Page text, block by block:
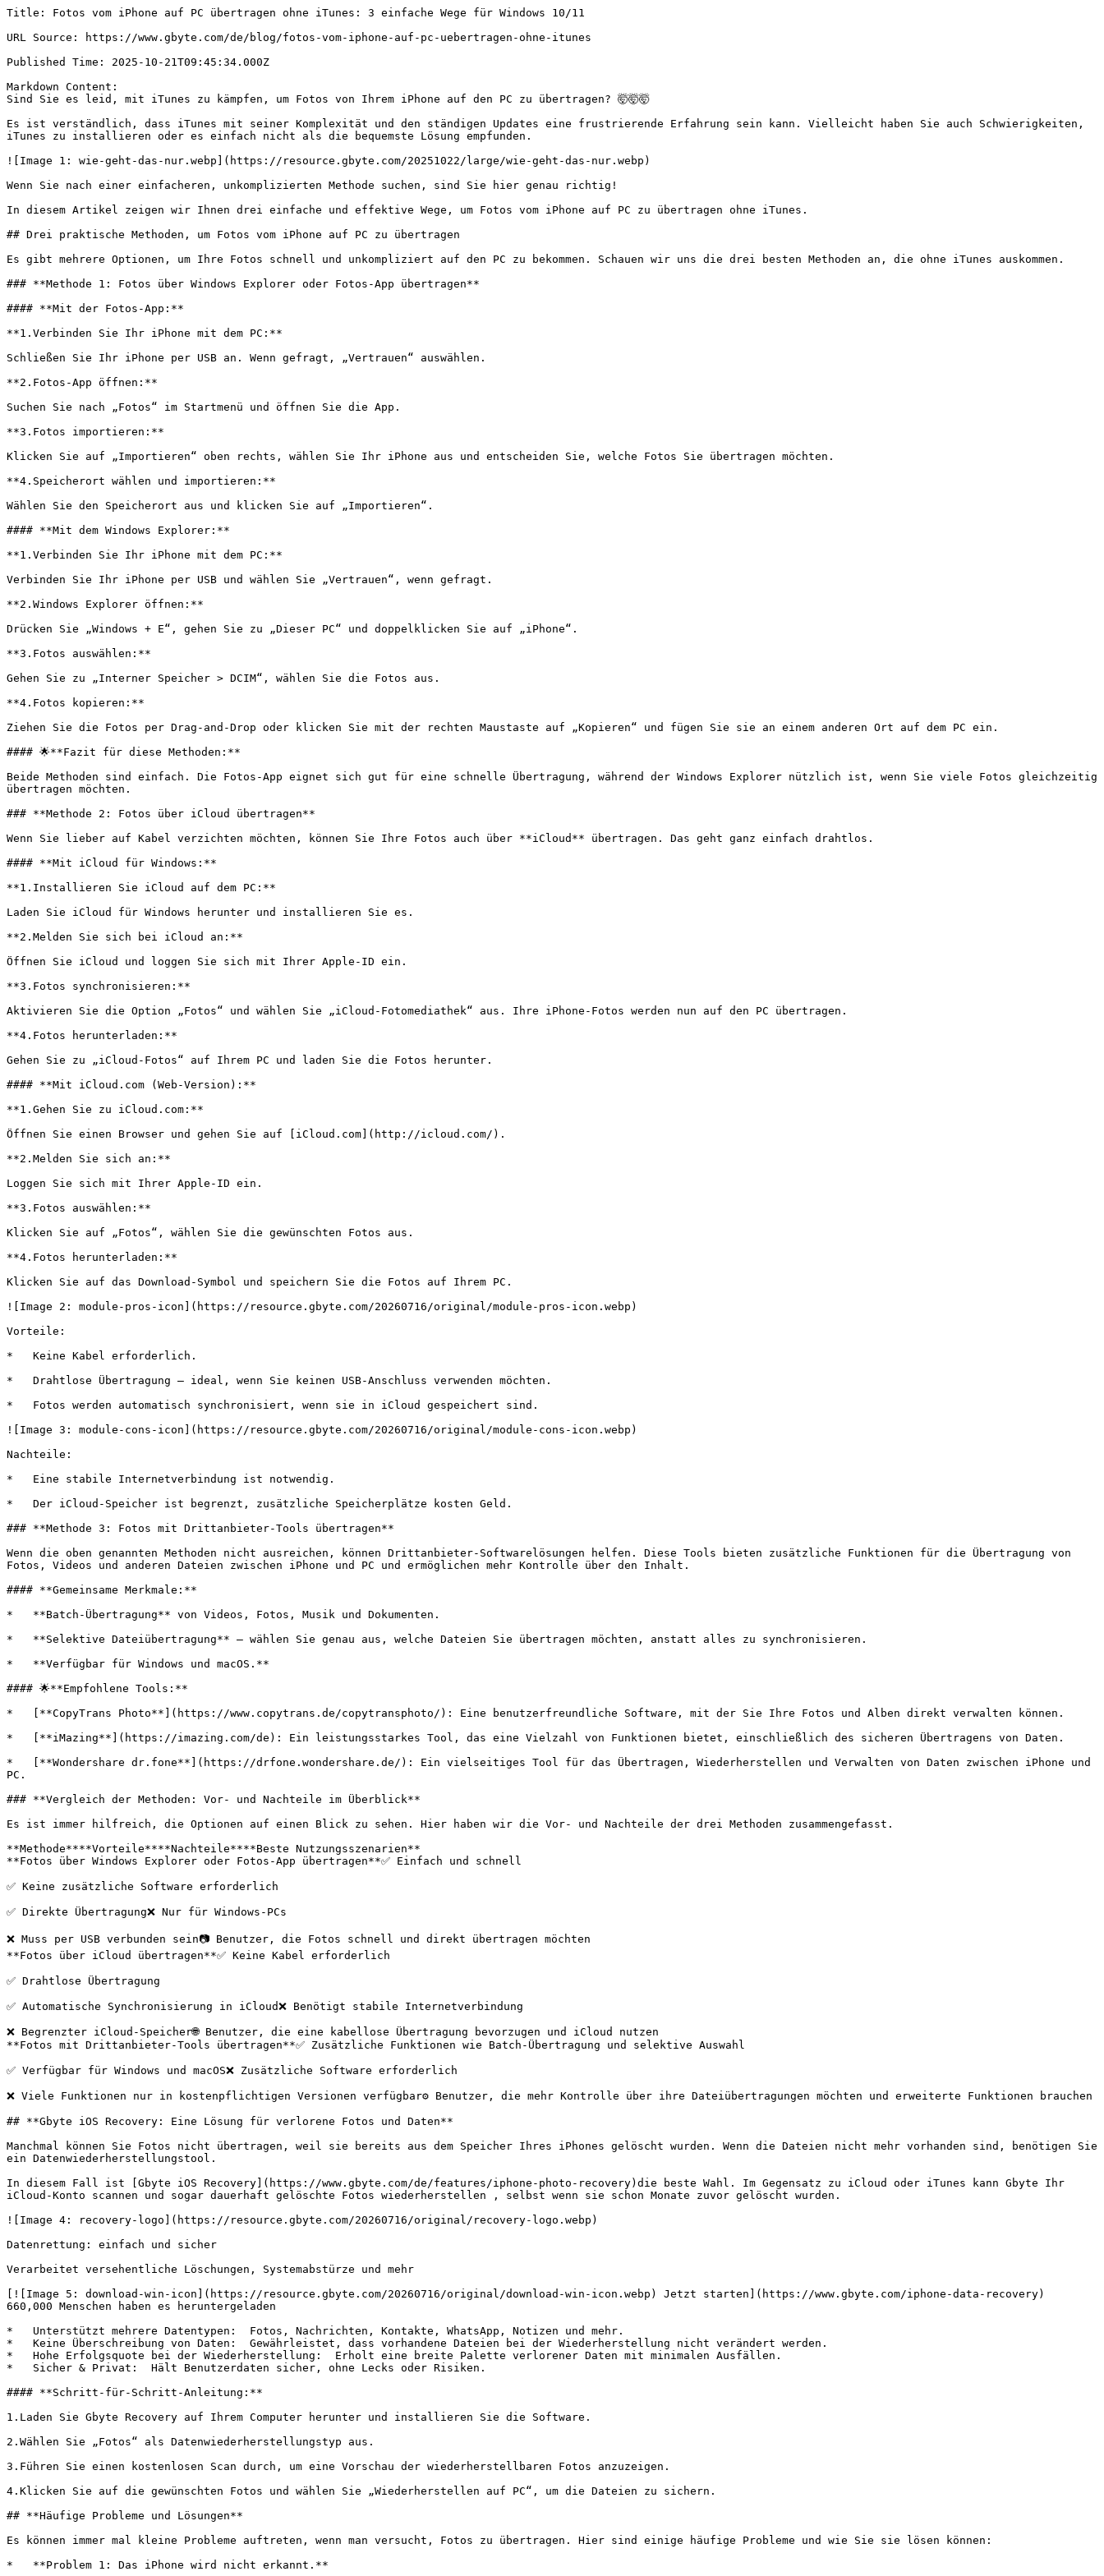
Title: Fotos vom iPhone auf PC übertragen ohne iTunes: 3 einfache Wege für Windows 10/11
URL Source: https://www.gbyte.com/de/blog/fotos-vom-iphone-auf-pc-uebertragen-ohne-itunes
Published Time: 2025-10-21T09:45:34.000Z
Markdown Content:
Sind Sie es leid, mit iTunes zu kämpfen, um Fotos von Ihrem iPhone auf den PC zu übertragen? 🤯🤯🤯
Es ist verständlich, dass iTunes mit seiner Komplexität und den ständigen Updates eine frustrierende Erfahrung sein kann. Vielleicht haben Sie auch Schwierigkeiten,
iTunes zu installieren oder es einfach nicht als die bequemste Lösung empfunden.
![Image 1: wie-geht-das-nur.webp](https://resource.gbyte.com/20251022/large/wie-geht-das-nur.webp)
Wenn Sie nach einer einfacheren, unkomplizierten Methode suchen, sind Sie hier genau richtig!
In diesem Artikel zeigen wir Ihnen drei einfache und effektive Wege, um Fotos vom iPhone auf PC zu übertragen ohne iTunes.
## Drei praktische Methoden, um Fotos vom iPhone auf PC zu übertragen
Es gibt mehrere Optionen, um Ihre Fotos schnell und unkompliziert auf den PC zu bekommen. Schauen wir uns die drei besten Methoden an, die ohne iTunes auskommen.
### **Methode 1: Fotos über Windows Explorer oder Fotos-App übertragen**
#### **Mit der Fotos-App:**
**1.Verbinden Sie Ihr iPhone mit dem PC:**
Schließen Sie Ihr iPhone per USB an. Wenn gefragt, „Vertrauen“ auswählen.
**2.Fotos-App öffnen:**
Suchen Sie nach „Fotos“ im Startmenü und öffnen Sie die App.
**3.Fotos importieren:**
Klicken Sie auf „Importieren“ oben rechts, wählen Sie Ihr iPhone aus und entscheiden Sie, welche Fotos Sie übertragen möchten.
**4.Speicherort wählen und importieren:**
Wählen Sie den Speicherort aus und klicken Sie auf „Importieren“.
#### **Mit dem Windows Explorer:**
**1.Verbinden Sie Ihr iPhone mit dem PC:**
Verbinden Sie Ihr iPhone per USB und wählen Sie „Vertrauen“, wenn gefragt.
**2.Windows Explorer öffnen:**
Drücken Sie „Windows + E“, gehen Sie zu „Dieser PC“ und doppelklicken Sie auf „iPhone“.
**3.Fotos auswählen:**
Gehen Sie zu „Interner Speicher > DCIM“, wählen Sie die Fotos aus.
**4.Fotos kopieren:**
Ziehen Sie die Fotos per Drag-and-Drop oder klicken Sie mit der rechten Maustaste auf „Kopieren“ und fügen Sie sie an einem anderen Ort auf dem PC ein.
#### 🌟**Fazit für diese Methoden:**
Beide Methoden sind einfach. Die Fotos-App eignet sich gut für eine schnelle Übertragung, während der Windows Explorer nützlich ist, wenn Sie viele Fotos gleichzeitig
übertragen möchten.
### **Methode 2: Fotos über iCloud übertragen**
Wenn Sie lieber auf Kabel verzichten möchten, können Sie Ihre Fotos auch über **iCloud** übertragen. Das geht ganz einfach drahtlos.
#### **Mit iCloud für Windows:**
**1.Installieren Sie iCloud auf dem PC:**
Laden Sie iCloud für Windows herunter und installieren Sie es.
**2.Melden Sie sich bei iCloud an:**
Öffnen Sie iCloud und loggen Sie sich mit Ihrer Apple-ID ein.
**3.Fotos synchronisieren:**
Aktivieren Sie die Option „Fotos“ und wählen Sie „iCloud-Fotomediathek“ aus. Ihre iPhone-Fotos werden nun auf den PC übertragen.
**4.Fotos herunterladen:**
Gehen Sie zu „iCloud-Fotos“ auf Ihrem PC und laden Sie die Fotos herunter.
#### **Mit iCloud.com (Web-Version):**
**1.Gehen Sie zu iCloud.com:**
Öffnen Sie einen Browser und gehen Sie auf [iCloud.com](http://icloud.com/).
**2.Melden Sie sich an:**
Loggen Sie sich mit Ihrer Apple-ID ein.
**3.Fotos auswählen:**
Klicken Sie auf „Fotos“, wählen Sie die gewünschten Fotos aus.
**4.Fotos herunterladen:**
Klicken Sie auf das Download-Symbol und speichern Sie die Fotos auf Ihrem PC.
![Image 2: module-pros-icon](https://resource.gbyte.com/20260716/original/module-pros-icon.webp)
Vorteile:
*   Keine Kabel erforderlich.
*   Drahtlose Übertragung – ideal, wenn Sie keinen USB-Anschluss verwenden möchten.
*   Fotos werden automatisch synchronisiert, wenn sie in iCloud gespeichert sind.
![Image 3: module-cons-icon](https://resource.gbyte.com/20260716/original/module-cons-icon.webp)
Nachteile:
*   Eine stabile Internetverbindung ist notwendig.
*   Der iCloud-Speicher ist begrenzt, zusätzliche Speicherplätze kosten Geld.
### **Methode 3: Fotos mit Drittanbieter-Tools übertragen**
Wenn die oben genannten Methoden nicht ausreichen, können Drittanbieter-Softwarelösungen helfen. Diese Tools bieten zusätzliche Funktionen für die Übertragung von
Fotos, Videos und anderen Dateien zwischen iPhone und PC und ermöglichen mehr Kontrolle über den Inhalt.
#### **Gemeinsame Merkmale:**
*   **Batch-Übertragung** von Videos, Fotos, Musik und Dokumenten.
*   **Selektive Dateiübertragung** – wählen Sie genau aus, welche Dateien Sie übertragen möchten, anstatt alles zu synchronisieren.
*   **Verfügbar für Windows und macOS.**
#### 🌟**Empfohlene Tools:**
*   [**CopyTrans Photo**](https://www.copytrans.de/copytransphoto/): Eine benutzerfreundliche Software, mit der Sie Ihre Fotos und Alben direkt verwalten können.
*   [**iMazing**](https://imazing.com/de): Ein leistungsstarkes Tool, das eine Vielzahl von Funktionen bietet, einschließlich des sicheren Übertragens von Daten.
*   [**Wondershare dr.fone**](https://drfone.wondershare.de/): Ein vielseitiges Tool für das Übertragen, Wiederherstellen und Verwalten von Daten zwischen iPhone und
PC.
### **Vergleich der Methoden: Vor- und Nachteile im Überblick**
Es ist immer hilfreich, die Optionen auf einen Blick zu sehen. Hier haben wir die Vor- und Nachteile der drei Methoden zusammengefasst.
**Methode****Vorteile****Nachteile****Beste Nutzungsszenarien**
**Fotos über Windows Explorer oder Fotos-App übertragen**✅ Einfach und schnell
✅ Keine zusätzliche Software erforderlich
✅ Direkte Übertragung❌ Nur für Windows-PCs
❌ Muss per USB verbunden sein📷 Benutzer, die Fotos schnell und direkt übertragen möchten
**Fotos über iCloud übertragen**✅ Keine Kabel erforderlich
✅ Drahtlose Übertragung
✅ Automatische Synchronisierung in iCloud❌ Benötigt stabile Internetverbindung
❌ Begrenzter iCloud-Speicher🌐 Benutzer, die eine kabellose Übertragung bevorzugen und iCloud nutzen
**Fotos mit Drittanbieter-Tools übertragen**✅ Zusätzliche Funktionen wie Batch-Übertragung und selektive Auswahl
✅ Verfügbar für Windows und macOS❌ Zusätzliche Software erforderlich
❌ Viele Funktionen nur in kostenpflichtigen Versionen verfügbar⚙️ Benutzer, die mehr Kontrolle über ihre Dateiübertragungen möchten und erweiterte Funktionen brauchen
## **Gbyte iOS Recovery: Eine Lösung für verlorene Fotos und Daten**
Manchmal können Sie Fotos nicht übertragen, weil sie bereits aus dem Speicher Ihres iPhones gelöscht wurden. Wenn die Dateien nicht mehr vorhanden sind, benötigen Sie
ein Datenwiederherstellungstool.
In diesem Fall ist [Gbyte iOS Recovery](https://www.gbyte.com/de/features/iphone-photo-recovery)die beste Wahl. Im Gegensatz zu iCloud oder iTunes kann Gbyte Ihr
iCloud-Konto scannen und sogar dauerhaft gelöschte Fotos wiederherstellen , selbst wenn sie schon Monate zuvor gelöscht wurden.
![Image 4: recovery-logo](https://resource.gbyte.com/20260716/original/recovery-logo.webp)
Datenrettung: einfach und sicher
Verarbeitet versehentliche Löschungen, Systemabstürze und mehr
[![Image 5: download-win-icon](https://resource.gbyte.com/20260716/original/download-win-icon.webp) Jetzt starten](https://www.gbyte.com/iphone-data-recovery)
660,000 Menschen haben es heruntergeladen
*   Unterstützt mehrere Datentypen:  Fotos, Nachrichten, Kontakte, WhatsApp, Notizen und mehr.
*   Keine Überschreibung von Daten:  Gewährleistet, dass vorhandene Dateien bei der Wiederherstellung nicht verändert werden.
*   Hohe Erfolgsquote bei der Wiederherstellung:  Erholt eine breite Palette verlorener Daten mit minimalen Ausfällen.
*   Sicher & Privat:  Hält Benutzerdaten sicher, ohne Lecks oder Risiken.
#### **Schritt-für-Schritt-Anleitung:**
1.Laden Sie Gbyte Recovery auf Ihrem Computer herunter und installieren Sie die Software.
2.Wählen Sie „Fotos“ als Datenwiederherstellungstyp aus.
3.Führen Sie einen kostenlosen Scan durch, um eine Vorschau der wiederherstellbaren Fotos anzuzeigen.
4.Klicken Sie auf die gewünschten Fotos und wählen Sie „Wiederherstellen auf PC“, um die Dateien zu sichern.
## **Häufige Probleme und Lösungen**
Es können immer mal kleine Probleme auftreten, wenn man versucht, Fotos zu übertragen. Hier sind einige häufige Probleme und wie Sie sie lösen können:
*   **Problem 1: Das iPhone wird nicht erkannt.**